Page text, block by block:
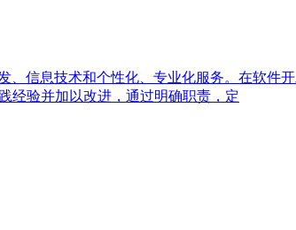
信息技术和个性化、专业化服务。在软
经验并加以改进，通过明确职责，定